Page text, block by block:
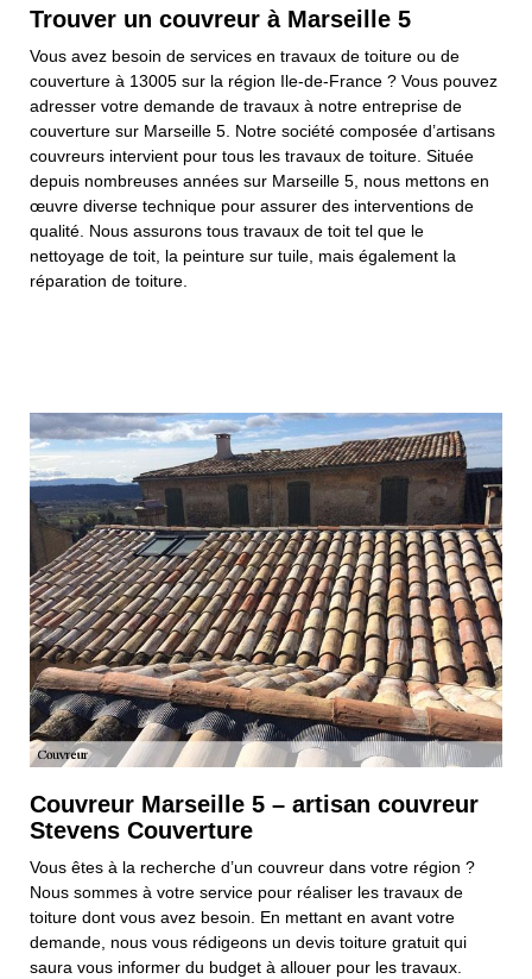
Trouver un couvreur à Marseille 5
Vous avez besoin de services en travaux de toiture ou de
couverture à 13005 sur la région Ile-de-France ? Vous pouvez
adresser votre demande de travaux à notre entreprise de
couverture sur Marseille 5. Notre société composée d’artisans
couvreurs intervient pour tous les travaux de toiture. Située
depuis nombreuses années sur Marseille 5, nous mettons en
œuvre diverse technique pour assurer des interventions de
qualité. Nous assurons tous travaux de toit tel que le
nettoyage de toit, la peinture sur tuile, mais également la
réparation de toiture.
Couvreur Marseille 5 – artisan couvreur
Stevens Couverture
Vous êtes à la recherche d’un couvreur dans votre région ?
Nous sommes à votre service pour réaliser les travaux de
toiture dont vous avez besoin. En mettant en avant votre
demande, nous vous rédigeons un devis toiture gratuit qui
saura vous informer du budget à allouer pour les travaux.